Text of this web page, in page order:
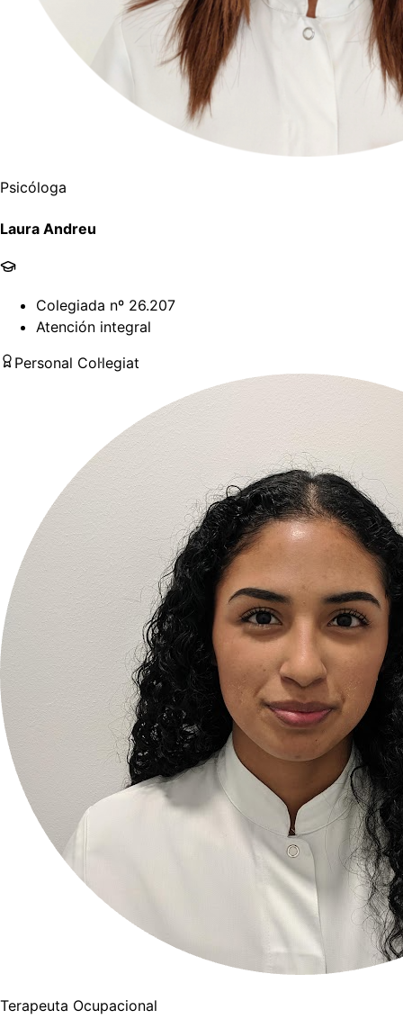
Psicóloga
Laura Andreu
Colegiada nº 26.207
Atención integral
Personal Col·legiat
Terapeuta Ocupacional